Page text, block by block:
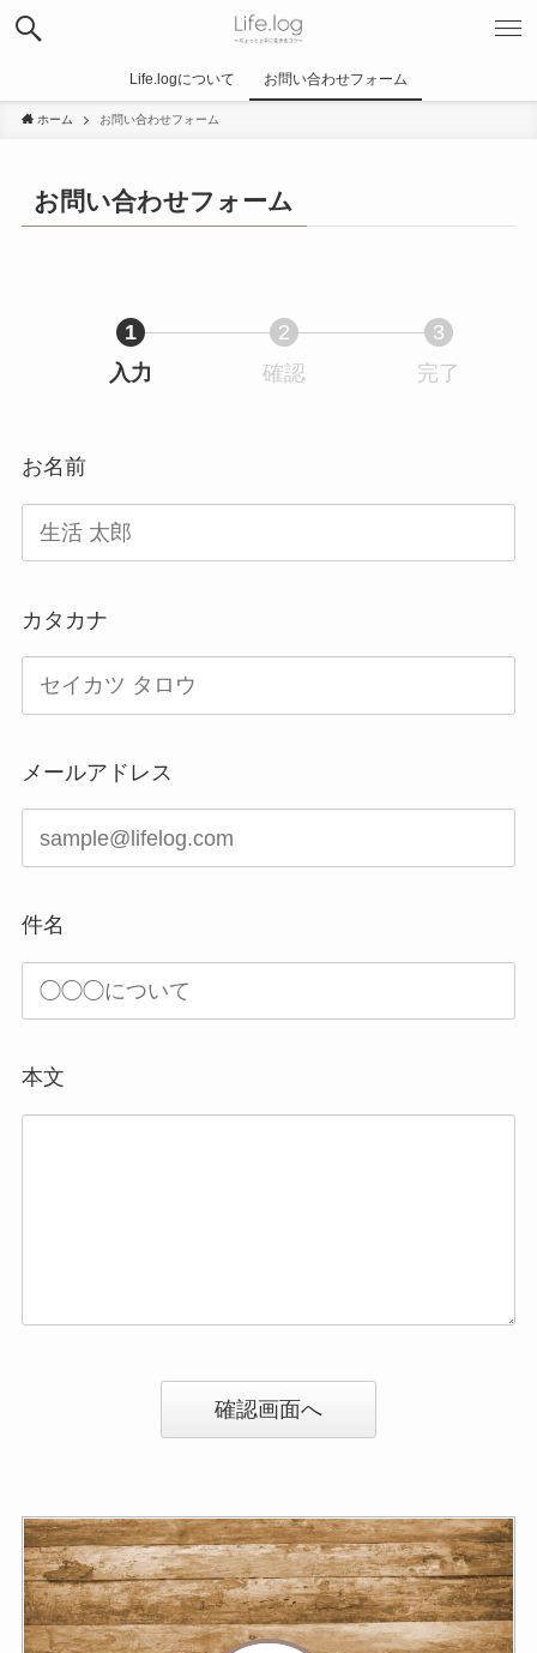
Life.logについて お問い合わせフォーム
ホーム お問い合わせフォーム
お問い合わせフォーム
1
入力
2
確認
3
完了
お名前
カタカナ
メールアドレス
件名
本文
確認画面へ